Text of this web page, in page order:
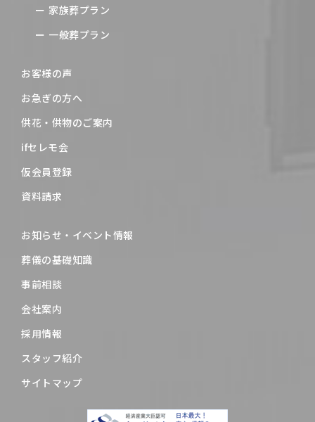
家族葬プラン
一般葬プラン
お客様の声
お急ぎの方へ
供花・供物のご案内
ifセレモ会
仮会員登録
資料請求
お知らせ・イベント情報
葬儀の基礎知識
事前相談
会社案内
採用情報
スタッフ紹介
サイトマップ